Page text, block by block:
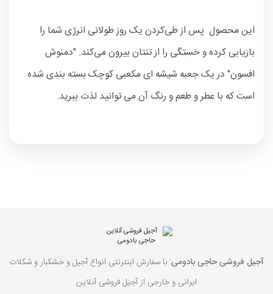
این محصول پس از طی‌کردن یک روز طولانی انرژی شما را
بازیابی کرده و خستگی را از تنتان بیرون می‌کند. "دمنوش
افسون" در یک جعبه شیشه ای مکعبی کوچک بسته بندی شده
است که با عطر و طعم و رنگ آن می توانید لذت ببرید.
آجیل فروشی حاجی بادومی: با سفارش اینترنتی انواع آجیل و خشکبار و شکلات
ایرانی و خارجی از آجیل فروشی آنلاین